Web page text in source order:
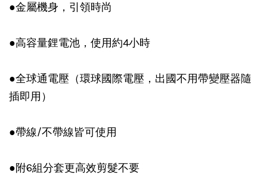
●金屬機身，引領時尚
●高容量鋰電池，使用約4小時
●全球通電壓（環球國際電壓，出國不用帶變壓器隨
插即用）
●帶線/不帶線皆可使用
●附6組分套更高效剪髮不要